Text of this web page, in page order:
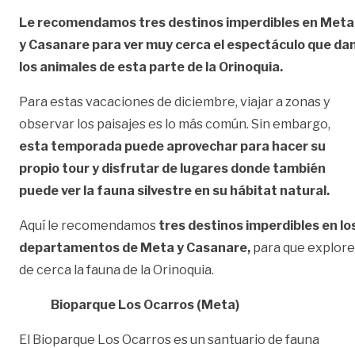
Le recomendamos tres destinos imperdibles en Meta
y Casanare para ver muy cerca el espectáculo que
los animales de esta parte de la Orinoquia.
Para estas vacaciones de diciembre, viajar a zonas y
observar los paisajes es lo más común. Sin embargo,
esta temporada puede aprovechar para hacer su
propio tour y disfrutar de lugares donde también
puede ver la fauna silvestre en su hábitat natural.
Aquí le recomendamos tres destinos imperdibles en
departamentos de Meta y Casanare, para que explore
de cerca la fauna de la Orinoquia.
Bioparque Los Ocarros (Meta)
El Bioparque Los Ocarros es un santuario de fauna